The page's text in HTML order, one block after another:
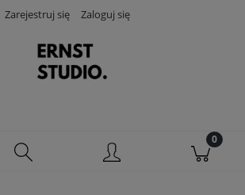
Zarejestruj się Zaloguj się